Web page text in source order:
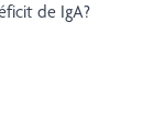
de IgA?